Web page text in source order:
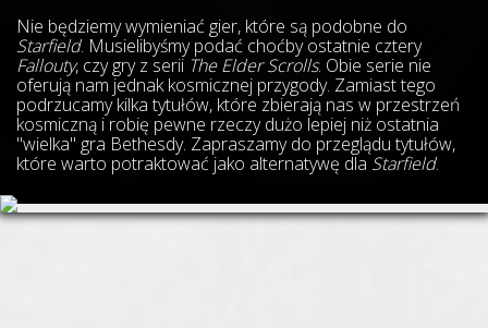
Nie będziemy wymieniać gier, które są podobne do
Starfield. Musielibyśmy podać choćby ostatnie cztery
Fallouty, czy gry z serii The Elder Scrolls. Obie serie nie
oferują nam jednak kosmicznej przygody. Zamiast tego
podrzucamy kilka tytułów, które zbierają nas w przestrzeń
kosmiczną i robię pewne rzeczy dużo lepiej niż ostatnia
"wielka" gra Bethesdy. Zapraszamy do przeglądu tytułów,
które warto potraktować jako alternatywę dla Starfield.